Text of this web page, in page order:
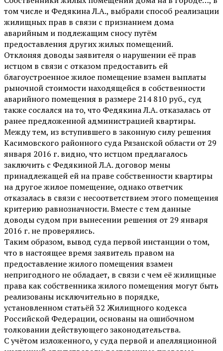
том числе и Федякина Л.А., выбрали способ реализации
жилищных прав в связи с признанием дома
аварийным и подлежащим сносу путём
предоставления других жилых помещений.
Отклоняя доводы заявителя о нарушении её прав
истцом в связи с отказом предоставить ей
благоустроенное жилое помещение взамен выплаты
рыночной стоимости находящейся в собственности
аварийного помещения в размере 214 810 руб., суд
также сослался на то, что Федякина Л.А. отказалась от
ранее предложенной администрацией квартиры.
Между тем, из вступившего в законную силу решения
Касимовского районного суда Рязанской области от 29
января 2016 г. видно, что истцом предлагалось
заключить с Федякиной Л.А. договор мены
принадлежащей ей на праве собственности квартиры
на другое жилое помещение, однако ответчик
отказалась в связи с несоответствием этого помещения
критерию равнозначности. Вместе с тем данные
доводы судом при вынесении решения от 29 января
2016 г. не проверялись.
Таким образом, вывод суда первой инстанции о том,
что в настоящее время заявитель правом на
предоставление жилого помещения взамен
непригодного не обладает, в связи с чем её жилищные
права как собственника жилого помещения могут быть
реализованы исключительно в порядке,
установленном статьёй 32 Жилищного кодекса
Российской Федерации, основаны на ошибочном
толковании действующего законодательства.
С учётом изложенного, у суда первой и апелляционной